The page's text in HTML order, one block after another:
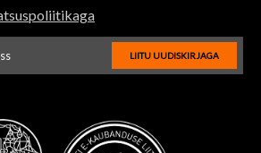
LIITU UUDISKIRJAGA